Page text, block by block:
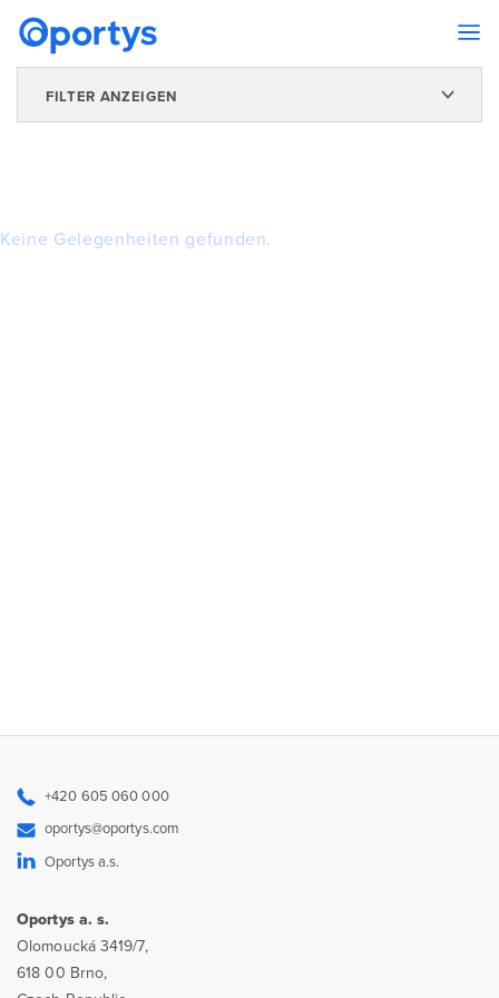
FILTER ANZEIGEN
Keine Gelegenheiten gefunden.
+420 605 060 000
oportys@oportys.com
Oportys a.s.
Oportys a. s.
Olomoucká 3419/7,
618 00 Brno,